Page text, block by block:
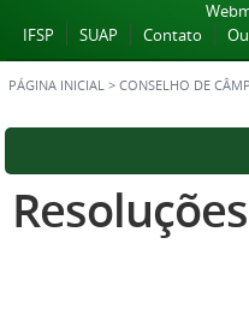
IFSP
SUAP Contato
PÁGINA INICIAL > CONSELHO DE
Resoluções